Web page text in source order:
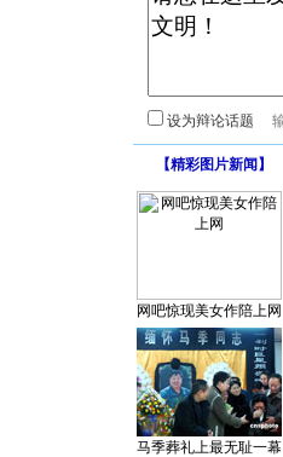
设为辩论话题
【精彩图片新闻 】
网吧惊现美女作陪上网
马季葬礼上最无耻一幕